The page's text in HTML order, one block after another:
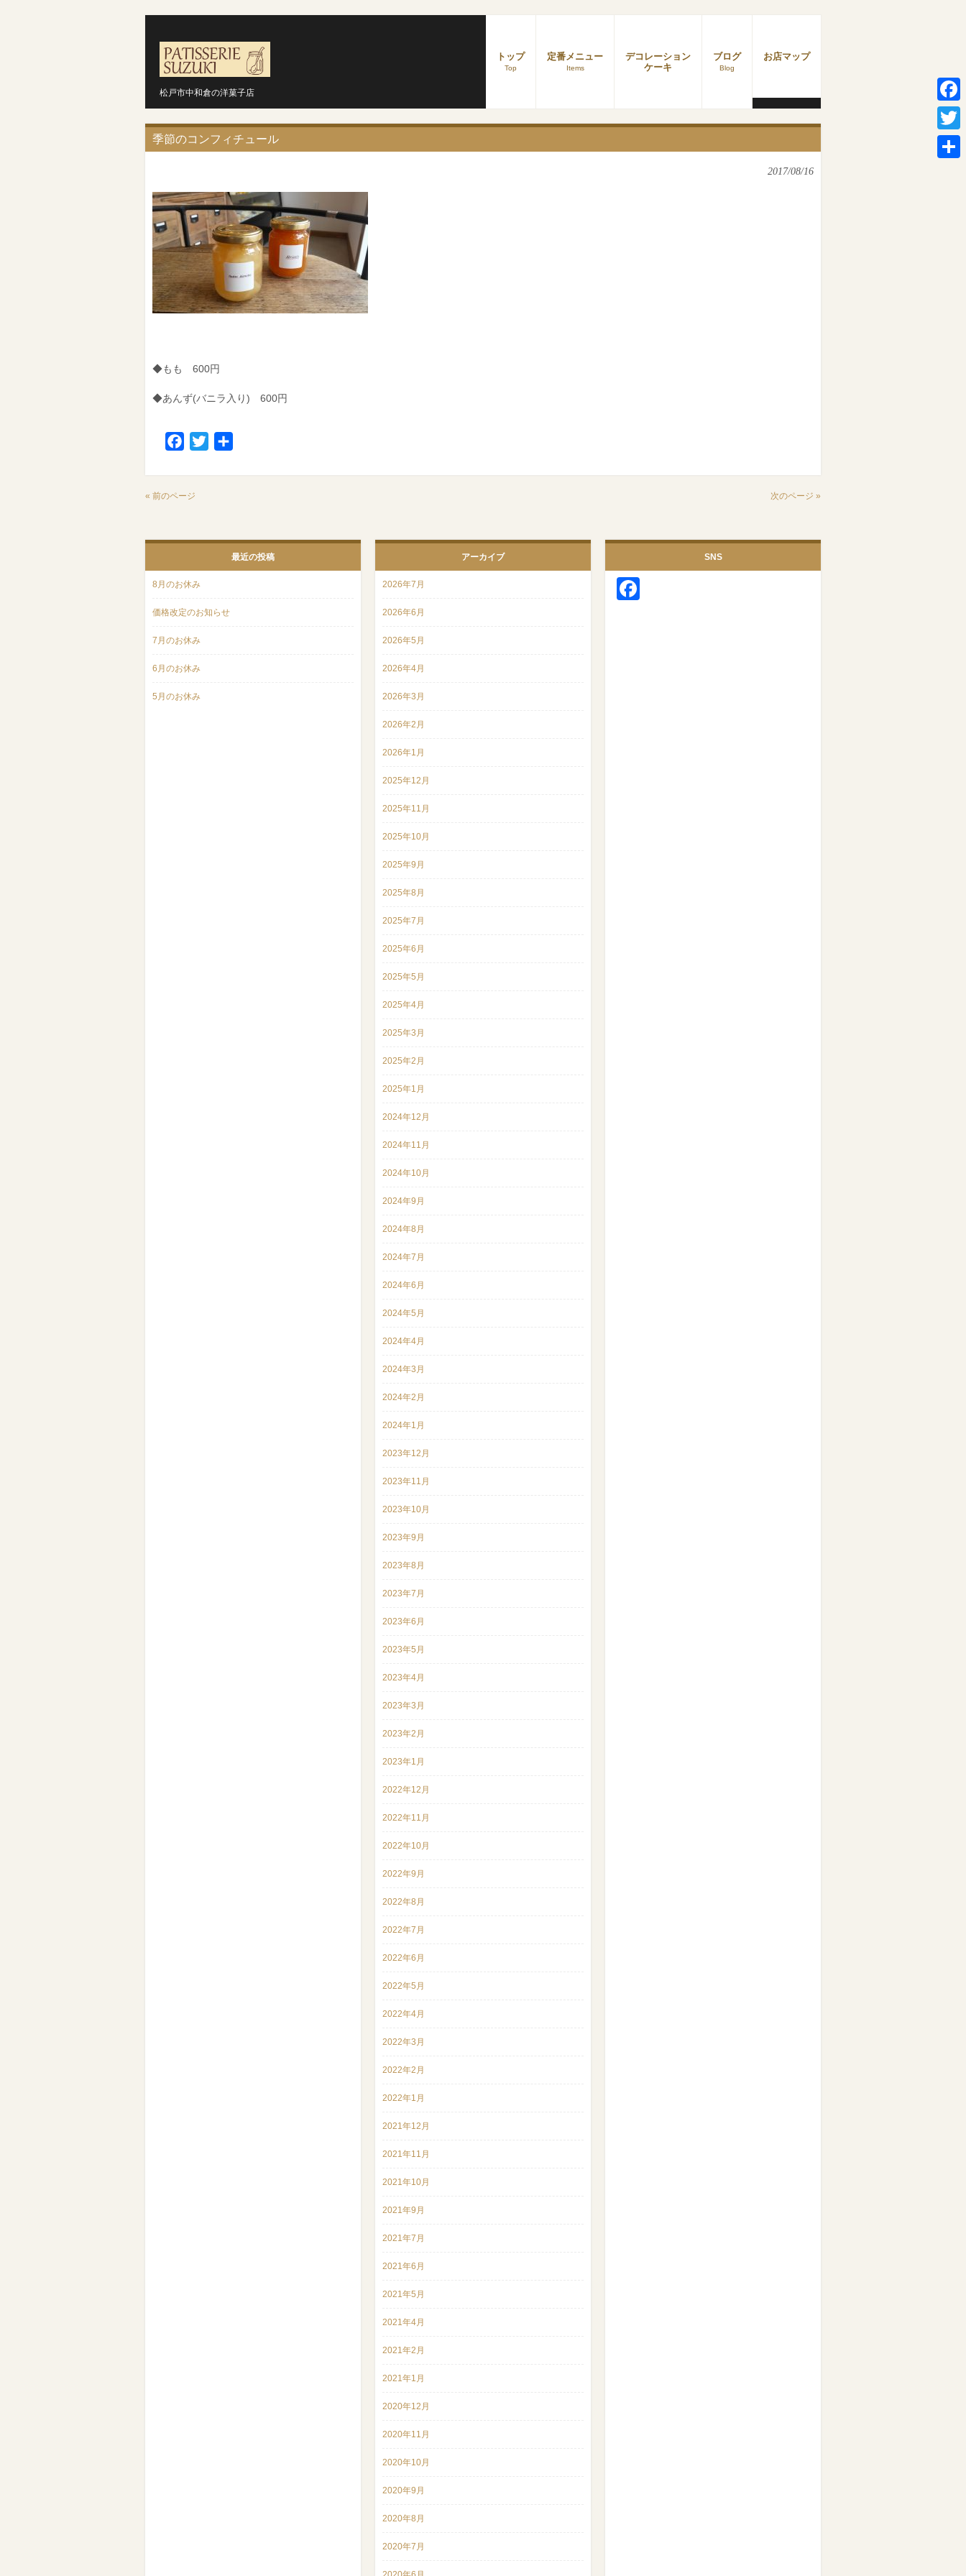
松戸市中和倉の洋菓子店
トップ
Top
定番メニュー
Items
デコレーション
ケーキ
ブログ
Blog
お店マップ
季節のコンフィチュール
2017/08/16
◆もも 600円
◆あんず(バニラ入り) 600円
Facebook
Twitter
« 前のページ 次のページ »
最近の投稿
8月のお休み
価格改定のお知らせ
7月のお休み
6月のお休み
5月のお休み
アーカイブ
2026年7月
2026年6月
2026年5月
2026年4月
2026年3月
2026年2月
2026年1月
2025年12月
2025年11月
2025年10月
2025年9月
2025年8月
2025年7月
2025年6月
2025年5月
2025年4月
2025年3月
2025年2月
2025年1月
2024年12月
2024年11月
2024年10月
2024年9月
2024年8月
2024年7月
2024年6月
2024年5月
2024年4月
2024年3月
2024年2月
2024年1月
2023年12月
2023年11月
2023年10月
2023年9月
2023年8月
2023年7月
2023年6月
2023年5月
2023年4月
2023年3月
2023年2月
2023年1月
2022年12月
2022年11月
2022年10月
2022年9月
2022年8月
2022年7月
2022年6月
2022年5月
2022年4月
2022年3月
2022年2月
2022年1月
2021年12月
2021年11月
2021年10月
2021年9月
2021年7月
2021年6月
2021年5月
2021年4月
2021年2月
2021年1月
2020年12月
2020年11月
2020年10月
2020年9月
2020年8月
2020年7月
SNS
Twitter